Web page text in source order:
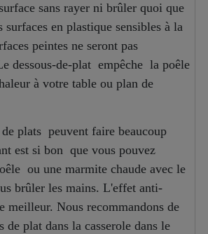
sans rayer ni brûler quoi que
en plastique sensibles à la
peintes ne seront pas
dessous-de-plat empêche la poêle
à votre table ou plan de
plats peuvent faire beaucoup
est si bon que vous pouvez
ou une marmite chaude avec le
brûler les mains. L'effet anti-
meilleur. Nous recommandons de
de plat dans la casserole dans le